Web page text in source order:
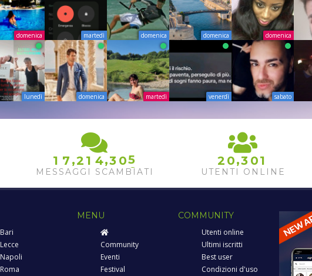
domenica martedì domenica domenica domenica
lunedì domenica martedì venerdì sabato
1 7 ,2 1 4,3 0
5
6
MESSAGGI SCAMBIATI
2 0,3 01
UTENTI ONLINE
Bari
Lecce
Napoli
Roma
MENU
Community
Eventi
Festival
COMMUNITY
Utenti online
Ultimi iscritti
Best user
Condizioni d'uso